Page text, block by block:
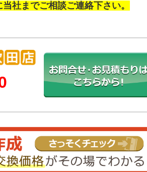
社までご相談ご連絡下さい。